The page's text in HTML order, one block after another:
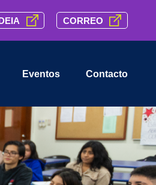
CORREO
Eventos Contacto